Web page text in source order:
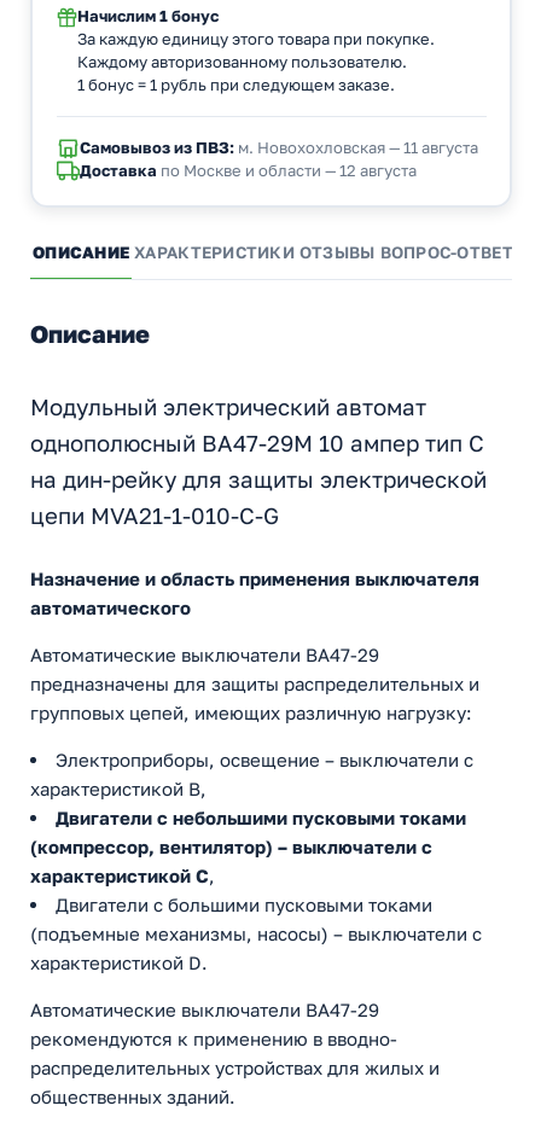
Начислим 1 бонус
За каждую единицу этого товара при покупке.
Каждому авторизованному пользователю.
1 бонус = 1 рубль при следующем заказе.
Самовывоз из ПВЗ:м. Новохохловская — 11 августа
Доставка по Москве и области — 12 августа
ОПИСАНИЕ ХАРАКТЕРИСТИКИ ОТЗЫВЫ ВОПРОС-ОТВЕТ
Описание
Модульный электрический автомат
однополюсный ВА47-29М 10 ампер тип С
на дин-рейку для защиты электрической
цепи MVA21-1-010-C-G
Назначение и область применения выключателя
автоматического
Автоматические выключатели ВА47-29
предназначены для защиты распределительных и
групповых цепей, имеющих различную нагрузку:
Электроприборы, освещение – выключатели с
характеристикой В,
Двигатели с небольшими пусковыми токами
(компрессор, вентилятор) – выключатели с
характеристикой C,
Двигатели с большими пусковыми токами
(подъемные механизмы, насосы) – выключатели с
характеристикой D.
Автоматические выключатели ВА47-29
рекомендуются к применению в вводно-
распределительных устройствах для жилых и
общественных зданий.